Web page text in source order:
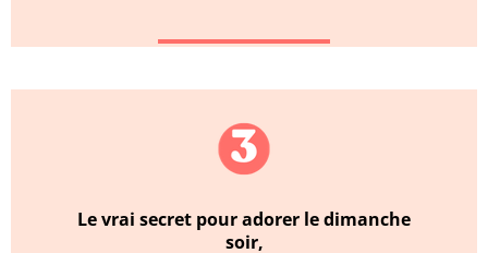
Le vrai secret pour adorer le dimanche
soir,